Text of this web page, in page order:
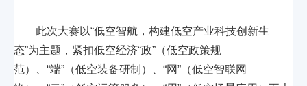
此次大赛以“低空智航，构建低空产业科技创新生
态”为主题，紧扣低空经济“政”（低空政策规
范）、“端”（低空装备研制）、“网”（低空智联网